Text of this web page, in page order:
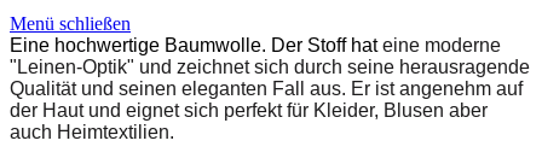
Menü schließen
Eine hochwertige Baumwolle. Der Stoff hateine moderne
"Leinen-Optik" und zeichnet sich durch seine herausragende
Qualität und seinen eleganten Fall aus. Er ist angenehm auf
der Haut und eignet sich perfekt für Kleider, Blusen aber
auch Heimtextilien.